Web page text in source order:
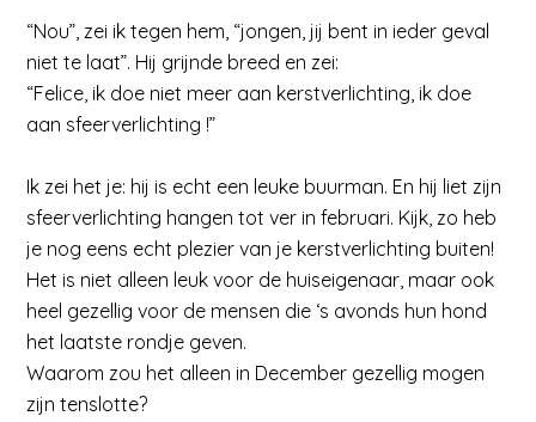
“Nou”, zei ik tegen hem, “jongen, jij bent in ieder geval
niet te laat”. Hij grijnde breed en zei:
“Felice, ik doe niet meer aan kerstverlichting, ik doe
aan sfeerverlichting !”
Ik zei het je: hij is echt een leuke buurman. En hij liet zijn
sfeerverlichting hangen tot ver in februari. Kijk, zo heb
je nog eens echt plezier van je kerstverlichting buiten!
Het is niet alleen leuk voor de huiseigenaar, maar ook
heel gezellig voor de mensen die ‘s avonds hun hond
het laatste rondje geven.
Waarom zou het alleen in December gezellig mogen
zijn tenslotte?